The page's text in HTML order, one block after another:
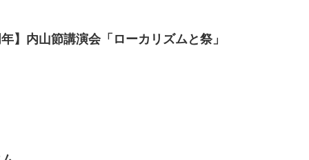
】内山節講演会「ローカリズムと祭」